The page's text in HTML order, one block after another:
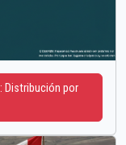
Distribución por